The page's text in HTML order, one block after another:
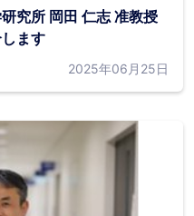
究所 岡田 仁志 准教授
ます
2025年06月25日